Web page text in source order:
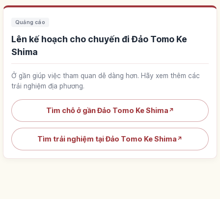
Quảng cáo
Lên kế hoạch cho chuyến đi Đảo Tomo Ke
Shima
Ở gần giúp việc tham quan dễ dàng hơn. Hãy xem thêm các
trải nghiệm địa phương.
Tìm chỗ ở gần Đảo Tomo Ke Shima ↗
Tìm trải nghiệm tại Đảo Tomo Ke Shima ↗